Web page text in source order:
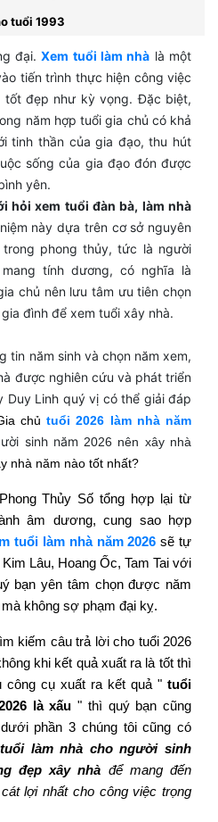
tuổi 1993
đại.Xem tuổi làm nhà là một
tiến trình thực hiện công việc
tốt đẹp như kỳ vọng. Đặc biệt,
năm hợp tuổi gia chủ có khả
tinh thần của gia đạo, thu hút
sống của gia đạo đón được
yên.
hỏi xem tuổi đàn bà, làm nhà
niệm này dựa trên cơ sở nguyên
trong phong thủy, tức là người
tính dương, có nghĩa là
chủ nên lưu tâm ưu tiên chọn
đình để xem tuổi xây nhà.
tin năm sinh và chọn năm xem,
được nghiên cứu và phát triển
Duy Linh quý vị có thể giải đáp
chủtuổi 2026 làm nhà năm
sinh năm 2026 nên xây nhà
nhà năm nào tốt nhất?
Thủy Số tổng hợp lại từ
âm dương, cung sao hợp
tuổi làm nhà năm 2026 sẽ tự
Lâu, Hoang Ốc, Tam Tai với
bạn yên tâm chọn được năm
không sợ phạm đại kỵ.
kiếm câu trả lời cho tuổi 2026
khi kết quả xuất ra là tốt thì
công cụ xuất ra kết quả " tuổi
là xấu " thì quý bạn cũng
phần 3 chúng tôi cũng có
làm nhà cho người sinh
đẹp xây nhà để mang đến
lợi nhất cho công việc trọng